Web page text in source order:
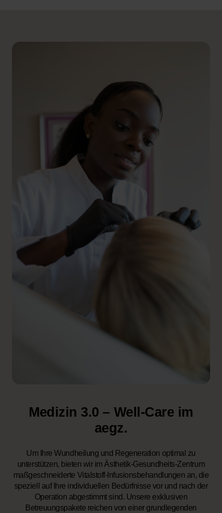
Medizin 3.0 – Well-Care im
aegz.
Um Ihre Wundheilung und Regeneration optimal zu
unterstützen, bieten wir im Ästhetik-Gesundheits-Zentrum
maßgeschneiderte Vitalstoff-Infusionsbehandlungen an, die
speziell auf Ihre individuellen Bedürfnisse vor und nach der
Operation abgestimmt sind. Unsere exklusiven
Betreuungspakete reichen von einer grundlegenden